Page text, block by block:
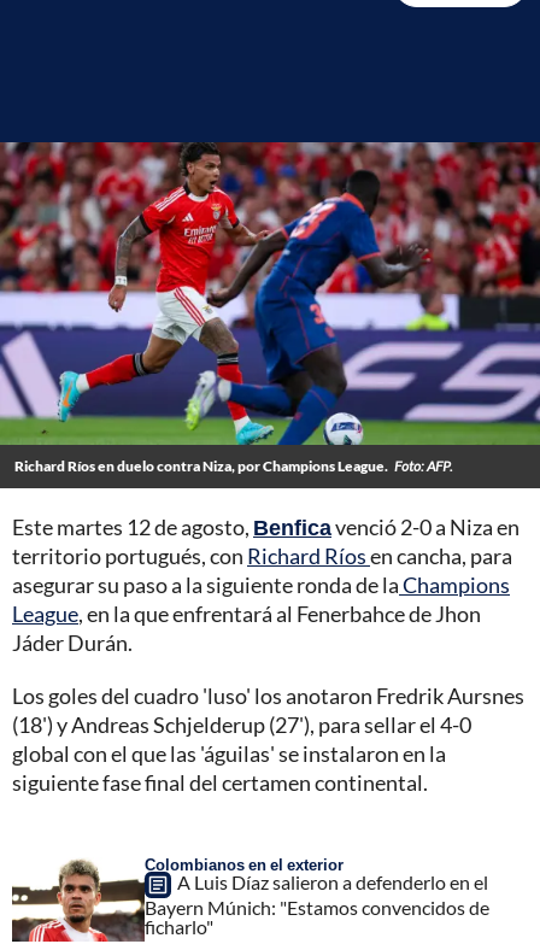
Richard Ríos en duelo contra Niza, por Champions League. Foto: AFP.
Este martes 12 de agosto, Benficavenció 2-0 a Niza en
territorio portugués, con Richard Ríosen cancha, para
asegurar su paso a la siguiente ronda de laChampions
League, en la que enfrentará al Fenerbahce de Jhon
Jáder Durán.
Los goles del cuadro 'luso' los anotaron Fredrik Aursnes
(18') y Andreas Schjelderup (27'), para sellar el 4-0
global con el que las 'águilas' se instalaron en la
siguiente fase final del certamen continental.
Colombianos en el exterior
A Luis Díaz salieron a defenderlo en el
Bayern Múnich: "Estamos convencidos de
ficharlo"